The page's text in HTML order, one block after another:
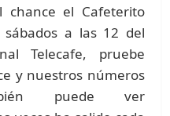
chance el Cafeterito
a las 12 del
Telecafe, pruebe
y nuestros números
puede ver